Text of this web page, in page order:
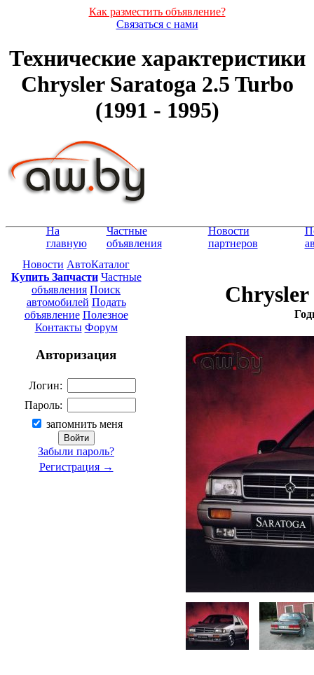
Как разместить объявление?
Связаться с нами
Технические характеристики
Chrysler Saratoga 2.5 Turbo
(1991 - 1995)
На
главную
Частные
объявления
Новости
партнеров
Новости АвтоКаталог
Купить Запчасти Частные
объявления Поиск
автомобилей Подать
объявление Полезное
Контакты Форум
Авторизация
Логин:
Пароль:
запомнить меня
Забыли пароль?
Регистрация →
Chrysler